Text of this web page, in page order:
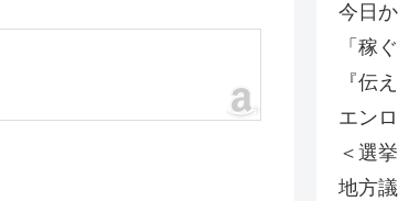
今日
「稼
『伝
エン
＜選
地方